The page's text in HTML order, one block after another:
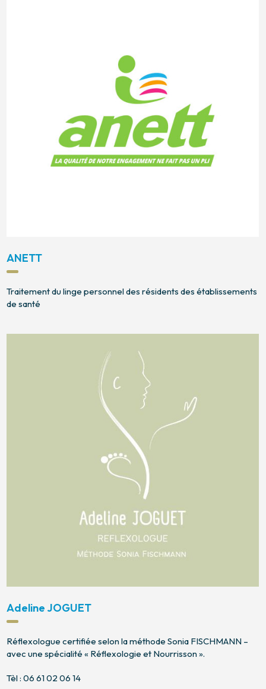
ANETT
Traitement du linge personnel des résidents des établissements
de santé
Adeline JOGUET
Réflexologue certifiée selon la méthode Sonia FISCHMANN –
avec une spécialité « Réflexologie et Nourrisson ».
Tèl : 06 61 02 06 14